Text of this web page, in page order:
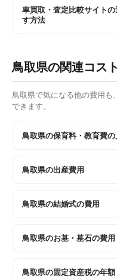
車買取・査定比較サイト
す方法
鳥取県の関連コスト
鳥取県で気になる他の費用も
できます。
鳥取県の保育料・教育費
鳥取県の出産費用
鳥取県の結婚式の費用
鳥取県のお墓・墓石の費用
鳥取県の固定資産税の年額